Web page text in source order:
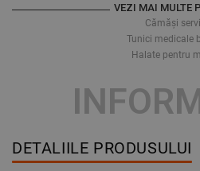
VEZI MAI MULTE
Cămăși
Tunici medicale
Halate pentru
DETALIILE PRODUSULUI